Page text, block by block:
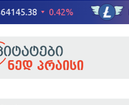
ნედ პრაისი